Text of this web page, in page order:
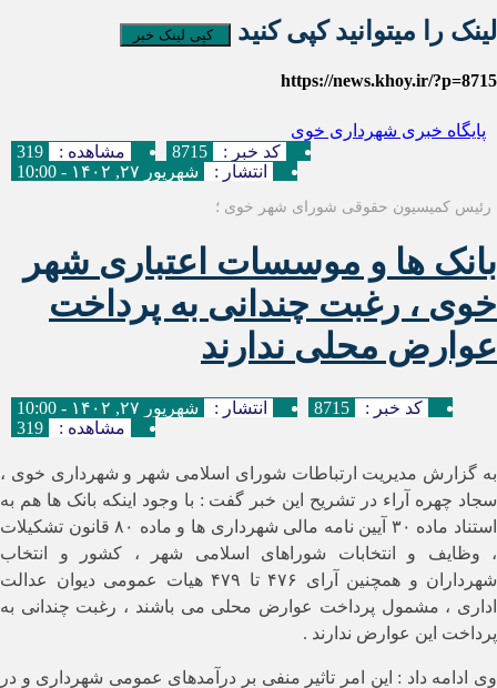
لینک را میتوانید کپی کنید
کپی لینک خبر
https://news.khoy.ir/?p=8715
پایگاه خبری شهرداری خوی
انتشار : شهریور ۲۷, ۱۴۰۲ - 10:00
کد خبر : 8715 مشاهده : 319
رئیس کمیسیون حقوقی شورای شهر خوی ؛
بانک ها و موسسات اعتباری شهر
خوی ، رغبت چندانی به پرداخت
عوارض محلی ندارند
انتشار : شهریور ۲۷, ۱۴۰۲ - 10:00 کد خبر :
8715
مشاهده :
319
به گزارش مدیریت ارتباطات شورای اسلامی شهر و شهرداری خوی ،
سجاد چهره آراء در تشریح این خبر گفت : با وجود اینکه بانک ها هم به
استناد ماده ۳۰ آیین نامه مالی شهرداری ها و ماده ۸۰ قانون تشکیلات
، وظایف و انتخابات شوراهای اسلامی شهر ، کشور و انتخاب
شهرداران و همچنین آرای ۴۷۶ تا ۴۷۹ هیات عمومی دیوان عدالت
اداری ، مشمول پرداخت عوارض محلی می باشند ، رغبت چندانی به
پرداخت این عوارض ندارند .
وی ادامه داد : این امر تاثیر منفی بر درآمدهای عمومی شهرداری و در